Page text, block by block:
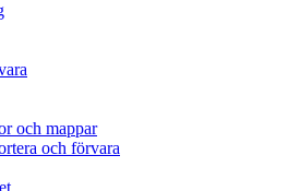
och mappar
och förvara